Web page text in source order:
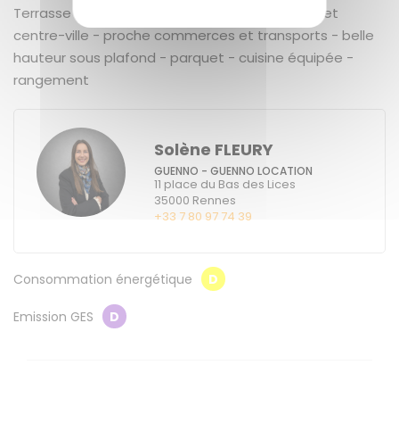
Terrasse - cave - emplacement entre Thabor et
centre-ville - proche commerces et transports - belle
hauteur sous plafond - parquet - cuisine équipée -
rangement
Solène FLEURY
GUENNO - GUENNO LOCATION
11 place du Bas des Lices
35000 Rennes
+33 7 80 97 74 39
Consommation énergétique D
Emission GES D